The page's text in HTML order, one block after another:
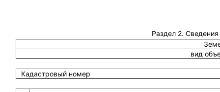
Раздел 2.
вид
Кадастровый номер